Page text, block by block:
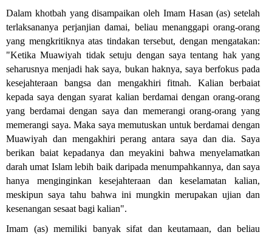
Dalam khotbah yang disampaikan oleh Imam Hasan (as) setelah
terlaksananya perjanjian damai, beliau menanggapi orang-orang
yang mengkritiknya atas tindakan tersebut, dengan mengatakan:
"Ketika Muawiyah tidak setuju dengan saya tentang hak yang
seharusnya menjadi hak saya, bukan haknya, saya berfokus pada
kesejahteraan bangsa dan mengakhiri fitnah. Kalian berbaiat
kepada saya dengan syarat kalian berdamai dengan orang-orang
yang berdamai dengan saya dan memerangi orang-orang yang
memerangi saya. Maka saya memutuskan untuk berdamai dengan
Muawiyah dan mengakhiri perang antara saya dan dia. Saya
berikan baiat kepadanya dan meyakini bahwa menyelamatkan
darah umat Islam lebih baik daripada menumpahkannya, dan saya
hanya menginginkan kesejahteraan dan keselamatan kalian,
meskipun saya tahu bahwa ini mungkin merupakan ujian dan
kesenangan sesaat bagi kalian."
Imam (as) memiliki banyak sifat dan keutamaan, dan beliau